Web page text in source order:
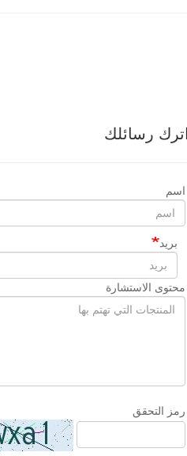
اترك رسائلك
اسم
بريد
محتوى الاستشارة
رمز التحقق